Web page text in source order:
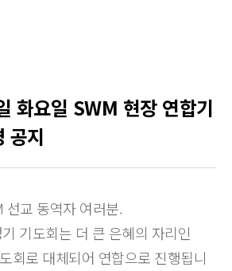
화요일 SWM 현장 연합기
공지
선교 동역자 여러분.
기도회는 더 큰 은혜의 자리인
회로 대체되어 연합으로 진행됩니